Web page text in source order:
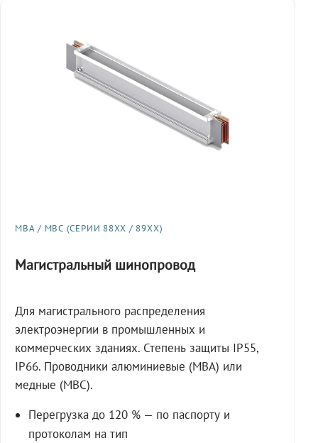
МВА / МВС (СЕРИИ 88XX / 89XX)
Магистральный шинопровод
Для магистрального распределения
электроэнергии в промышленных и
коммерческих зданиях. Степень защиты IP55,
IP66. Проводники алюминиевые (МВА) или
медные (МВС).
Перегрузка до 120 % — по паспорту и
протоколам на тип